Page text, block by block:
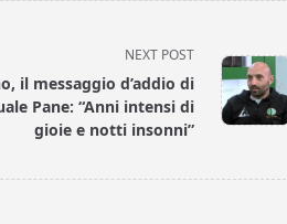
NEXT POST
il messaggio d’addio di
Pane: “Anni intensi di
gioie e notti insonni”